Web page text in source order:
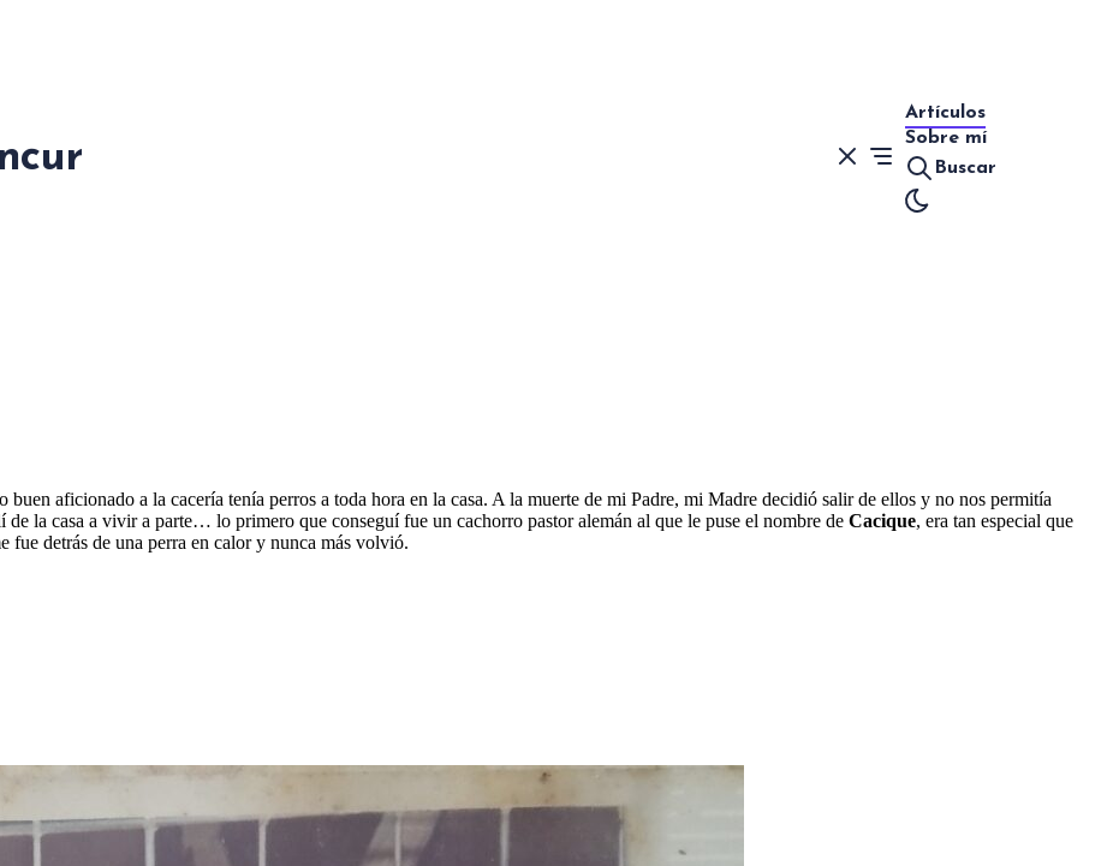
Artículos
Sobre mí
Buscar
buen aficionado a la cacería tenía perros a toda hora en la casa. A la muerte de mi Padre, mi Madre decidió salir de ellos y no nos permitía
la casa a vivir a parte… lo primero que conseguí fue un cachorro pastor alemán al que le puse el nombre de Cacique, era tan especial que
fue detrás de una perra en calor y nunca más volvió.